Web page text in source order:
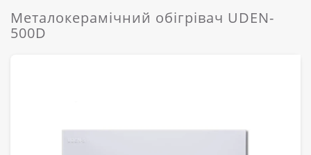
Металокерамічний обігрівач UDEN-
500D